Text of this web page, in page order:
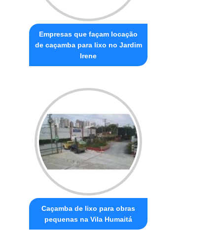
Empresas que façam locação
de caçamba para lixo no Jardim
Irene
Caçamba de lixo para obras
pequenas na Vila Humaitá